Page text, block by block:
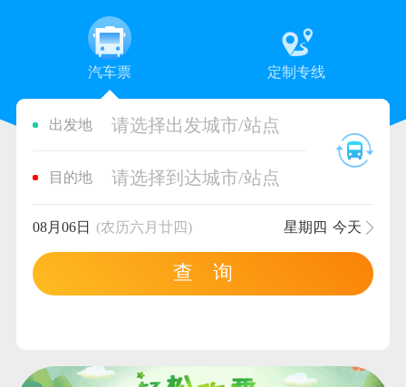
汽车票 定制专线
出发地 请选择出发城市/站点
目的地 请选择到达城市/站点
08月06日 (农历六月廿四) 星期四 今天
查 询